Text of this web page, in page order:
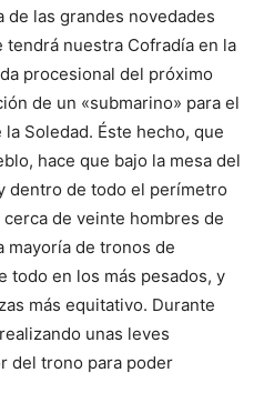
de las grandes novedades
tendrá nuestra Cofradía en la
procesional del próximo
de un «submarino» para el
Soledad. Éste hecho, que
hace que bajo la mesa del
dentro de todo el perímetro
de veinte hombres de
mayoría de tronos de
todo en los más pesados, y
más equitativo. Durante
unas leves
del trono para poder